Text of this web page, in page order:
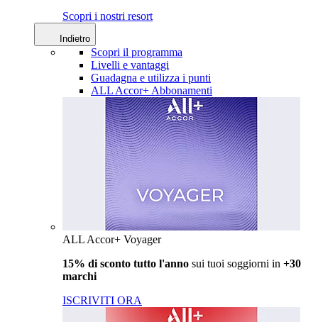
Scopri i nostri resort
Indietro
Scopri il programma
Livelli e vantaggi
Guadagna e utilizza i punti
ALL Accor+ Abbonamenti
ALL Accor+ Voyager
15% di sconto tutto l'anno sui tuoi soggiorni in +30
marchi
ISCRIVITI ORA